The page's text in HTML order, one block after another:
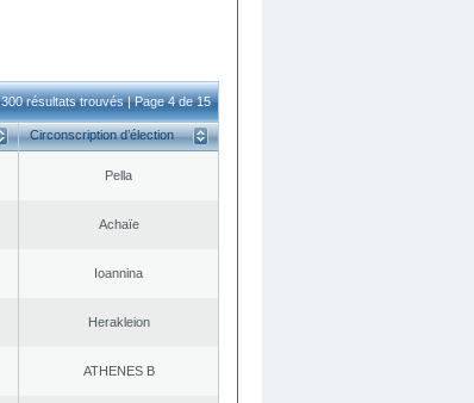
300 résultats trouvés | Page 4 de 15
Circonscription d’élection
Pella
Achaïe
Ioannina
Herakleion
ATHENES Β